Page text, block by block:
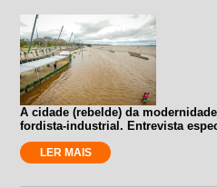
A cidade (rebelde) da
fordista-industrial. Entrevista
LER MAIS